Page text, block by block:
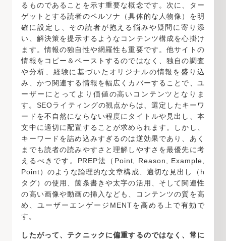
るものであることを示す重要な概念です。次に、ター
ゲットとする読者のペルソナ（具体的な人物像）を明
確に設定し、その読者が抱える悩みや疑問に寄り添
い、解決策を提示するようなコンテンツ構成を心掛け
ます。情報の独自性や網羅性も重要です。他サイトの
情報をコピー＆ペーストするのではなく、独自の調査
や分析、経験に基づいたオリジナルの情報を盛り込
み、かつ関連する情報を幅広くカバーすることで、ユ
ーザーにとってより価値の高いコンテンツとなりま
す。SEOライティングの観点からは、選定したキーワ
ードを不自然にならない程度にタイトルや見出し、本
文中に適切に配置することが求められます。しかし、
キーワードを詰め込みすぎるのは逆効果であり、あく
までも読者の読みやすさと理解しやすさを最優先に考
えるべきです。PREP法（Point, Reason, Example,
Point）のような論理的な文章構成、適切な見出し（h
タグ）の使用、箇条書きや太字の活用、そして関連性
の高い画像や動画の挿入なども、コンテンツの質を高
め、ユーザーエンゲージMENTを高める上で有効で
す。
したがって、テクニックに偏重するのではなく、常に